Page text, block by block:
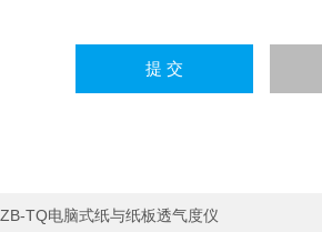
ZB-TQ电脑式纸与纸板透气度仪